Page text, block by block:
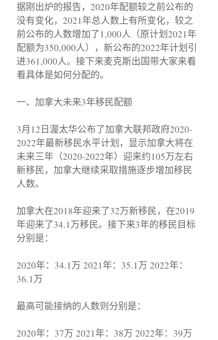
据刚出炉的报告，2020年配额较之前公布的
没有变化，2021年总人数上有所变化，较之
前公布的人数增加了1,000人（原计划2021年
配额为350,000人），新公布的2022年计划引
进361,000人。接下来麦克斯出国带大家来看
看具体是如何分配的。
一、加拿大未来3年移民配额
3月12日渥太华公布了加拿大联邦政府2020-
2022年最新移民水平计划，显示加拿大将在
未来三年（2020-2022年）迎来约105万左右
新移民，加拿大继续采取措施逐步增加移民
人数。
加拿大在2018年迎来了32万新移民，在2019
年迎来了34.1万移民。接下来3年的移民目标
分别是：
2020年：34.1万 2021年：35.1万 2022年：
36.1万
最高可能接纳的人数则分别是：
2020年：37万 2021年：38万 2022年：39万